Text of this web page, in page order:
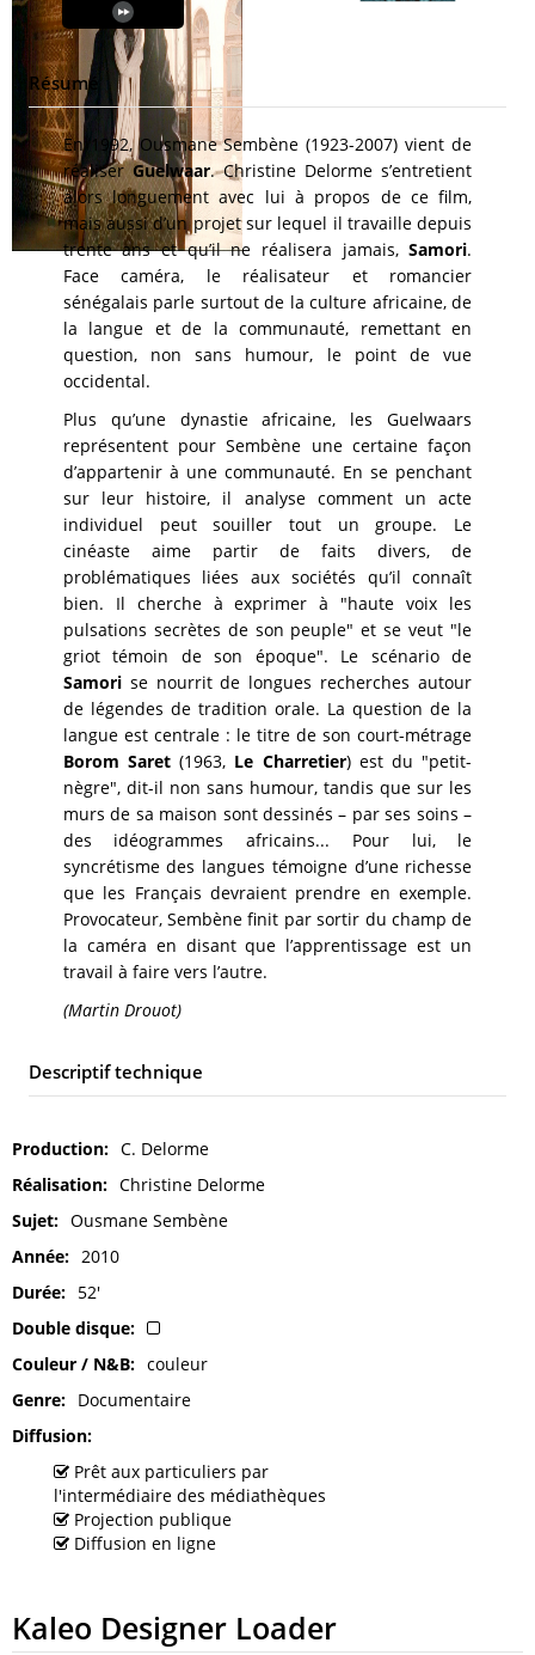
Résumé
En 1992, Ousmane Sembène (1923-2007) vient de
réaliser Guelwaar. Christine Delorme s’entretient
alors longuement avec lui à propos de ce film,
mais aussi d’un projet sur lequel il travaille depuis
trente ans et qu’il ne réalisera jamais,Samori.
Face caméra, le réalisateur et romancier
sénégalais parle surtout de la culture africaine, de
la langue et de la communauté, remettant en
question, non sans humour, le point de vue
occidental.
Plus qu’une dynastie africaine, les Guelwaars
représentent pour Sembène une certaine façon
d’appartenir à une communauté. En se penchant
sur leur histoire, il analyse comment un acte
individuel peut souiller tout un groupe. Le
cinéaste aime partir de faits divers, de
problématiques liées aux sociétés qu’il connaît
bien. Il cherche à exprimer à "haute voix les
pulsations secrètes de son peuple" et se veut "le
griot témoin de son époque". Le scénario de
Samorise nourrit de longues recherches autour
de légendes de tradition orale. La question de la
langue est centrale : le titre de son court-métrage
Borom Saret(1963, Le Charretier) est du "petit-
nègre", dit-il non sans humour, tandis que sur les
murs de sa maison sont dessinés – par ses soins –
des idéogrammes africains... Pour lui, le
syncrétisme des langues témoigne d’une richesse
que les Français devraient prendre en exemple.
Provocateur, Sembène finit par sortir du champ de
la caméra en disant que l’apprentissage est un
travail à faire vers l’autre.
(Martin Drouot)
Descriptif technique
Production
C. Delorme
Réalisation
Christine Delorme
Sujet
Ousmane Sembène
Année
2010
Durée
52'
Double disque
Couleur / N&B
couleur
Genre
Documentaire
Diffusion
Prêt aux particuliers par
l'intermédiaire des médiathèques
Projection publique
Diffusion en ligne
Kaleo Designer Loader